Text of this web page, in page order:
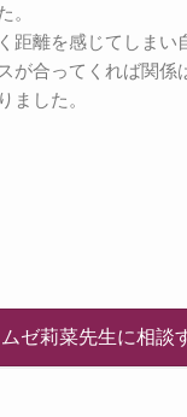
。
距離を感じてしま
が合ってくれば関
ました。
ゼ莉菜先生に相談